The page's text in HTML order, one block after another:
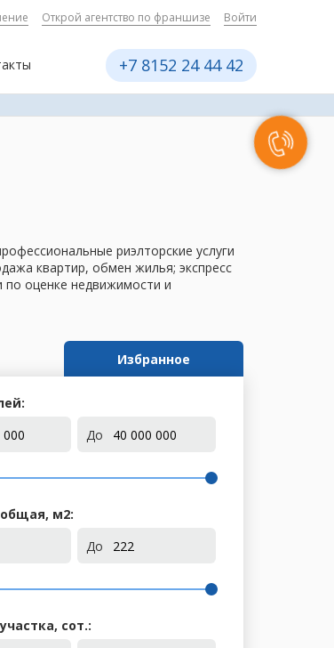
Открой агентство по франшизе Войти
+7 8152 24 44 42
риэлторские услуги
квартир, обмен жилья; экспресс
по оценке недвижимости и
Избранное
До
м2:
До
сот.: